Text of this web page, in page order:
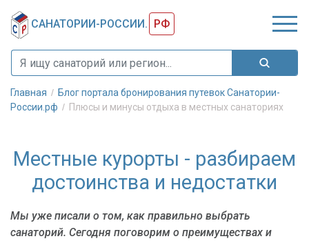
САНАТОРИИ-РОССИИ. РФ
Главная
Блог портала бронирования путевок Санатории-
России.рф
Плюсы и минусы отдыха в местных санаториях
Местные курорты - разбираем
достоинства и недостатки
Мы уже писали о том, как правильно выбрать
санаторий. Сегодня поговорим о преимуществах и